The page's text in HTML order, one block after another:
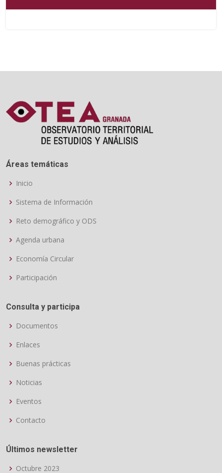
Áreas temáticas
Inicio
Sistema de Información
Reto demográfico y ODS
Agenda urbana
Economía Circular
Participación
Consulta y participa
Documentos
Enlaces
Buenas prácticas
Noticias
Eventos
Contacto
Últimos newsletter
Octubre 2023